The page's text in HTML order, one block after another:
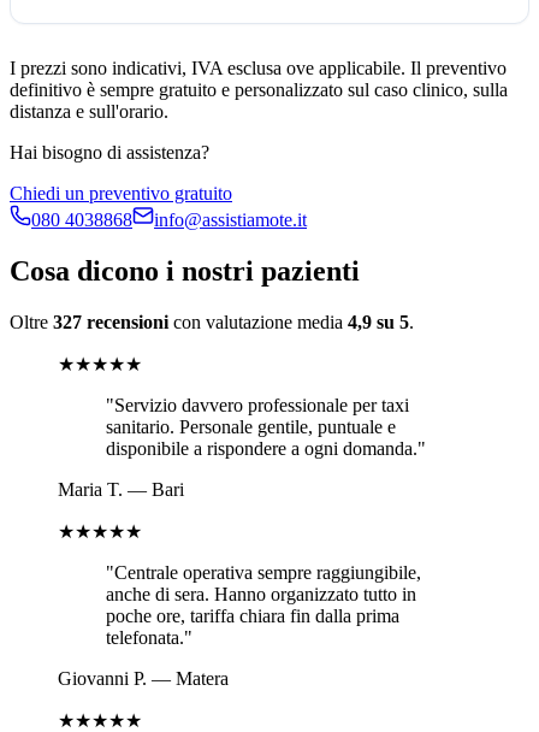
I prezzi sono indicativi, IVA esclusa ove applicabile. Il preventivo
definitivo è sempre gratuito e personalizzato sul caso clinico, sulla
distanza e sull'orario.
Hai bisogno di assistenza?
Chiedi un preventivo gratuito
080 4038868
info@assistiamote.it
Cosa dicono i nostri pazienti
Oltre 327 recensioni con valutazione media 4,9 su 5.
★★★★★
"Servizio davvero professionale per taxi
sanitario. Personale gentile, puntuale e
disponibile a rispondere a ogni domanda."
Maria T. — Bari
★★★★★
"Centrale operativa sempre raggiungibile,
anche di sera. Hanno organizzato tutto in
poche ore, tariffa chiara fin dalla prima
telefonata."
Giovanni P. — Matera
★★★★★